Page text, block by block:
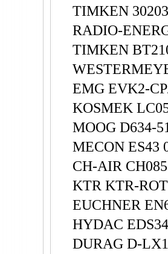
TIMKEN
RADIO-
TIMKEN
EMG EVK2-
KOSMEK
MOOG D634-
MECON ES43
CH-AIR
KTR KTR-
EUCHNER
HYDAC
DURAG D-